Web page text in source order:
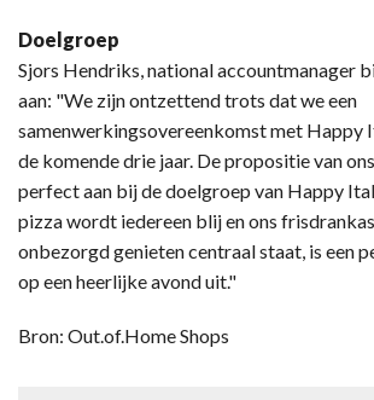
Doelgroep
Sjors Hendriks, national accountmanager
aan: "We zijn ontzettend trots dat we een
samenwerkingsovereenkomst met Happy
de komende drie jaar. De propositie van
perfect aan bij de doelgroep van Happy
pizza wordt iedereen blij en ons
onbezorgd genieten centraal staat, is een
op een heerlijke avond uit."
Bron: Out.of.Home Shops